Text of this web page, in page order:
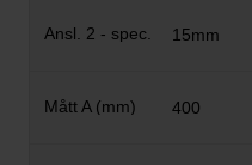
15mm
400